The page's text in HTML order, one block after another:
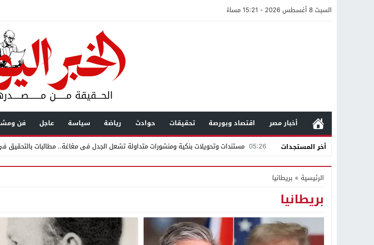
السبت 8 أغسطس 2026 - 15:21 مساءً
أخبار مصر اقتصاد وبورصة تحقيقات حوادث رياضة سياسة عاجل فن
أخر المستجدات
05:26 مستندات وتحويلات بنكية ومنشورات متداولة تشعل الجدل فى مغاغة.. مطالبات
19:57 محمد صالح هشلان يقدم أهم خمس نصائح لكل سائق 11:00 حزب مستقبل وطن بقصر
16:20 من عامل بناء إلى إمبراطور الأراضى.. تساؤلات حول ثروة حمادة قطب وشراكاته المثيرة
18:16 وليد منصور يتفاوض مع نجمة «العشق الممنوع» بيرين سات للمشاركة فى فيلم «ميلانو»
الرئيسية » بريطانيا
بريطانيا